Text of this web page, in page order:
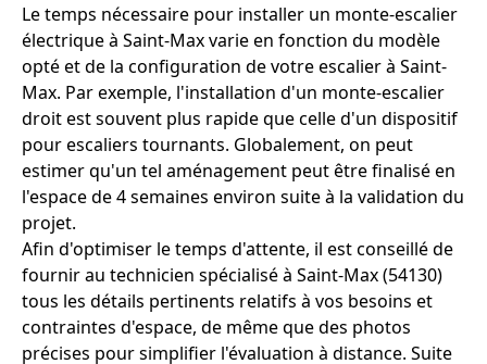
Le temps nécessaire pour installer un monte-escalier
électrique à Saint-Max varie en fonction du modèle
opté et de la configuration de votre escalier à Saint-
Max. Par exemple, l'installation d'un monte-escalier
droit est souvent plus rapide que celle d'un dispositif
pour escaliers tournants. Globalement, on peut
estimer qu'un tel aménagement peut être finalisé en
l'espace de 4 semaines environ suite à la validation du
projet.
Afin d'optimiser le temps d'attente, il est conseillé de
fournir au technicien spécialisé à Saint-Max (54130)
tous les détails pertinents relatifs à vos besoins et
contraintes d'espace, de même que des photos
précises pour simplifier l'évaluation à distance. Suite